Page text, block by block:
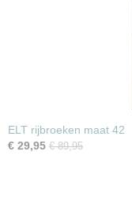
ELT rijbroeken maat 42
€ 29,95 € 89,95